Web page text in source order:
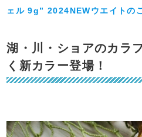
ェル 9g” 2024NEWウエイトの
湖・川・ショアのカラ
く新カラー登場！